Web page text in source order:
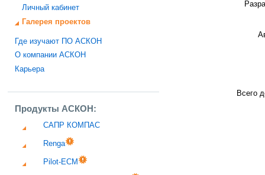
Личный кабинет
Галерея проектов
Где изучают ПО АСКОН
О компании АСКОН
Карьера
Продукты АСКОН:
САПР КОМПАС
Renga
Pilot-ECM
Всего